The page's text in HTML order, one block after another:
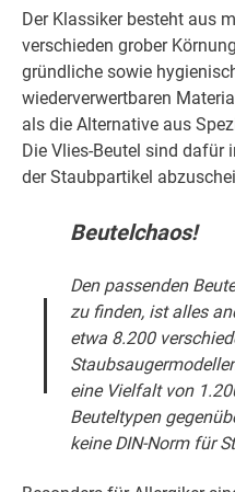
Der Klassiker besteht aus
verschieden grober
gründliche sowie
wiederverwertbaren
als die Alternative aus
Die Vlies-Beutel sind dafür
der Staubpartikel
Beutelchaos!
Den passenden
zu finden, ist alles
etwa 8.200
eine Vielfalt von
Beuteltypen
keine DIN-Norm für